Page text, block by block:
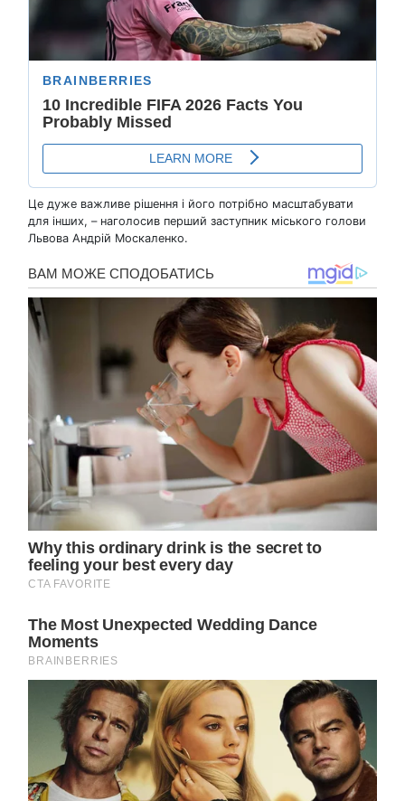
Це дуже важливе рішення і його потрібно масштабувати
для інших, – наголосив перший заступник міського голови
Львова Андрій Москаленко.